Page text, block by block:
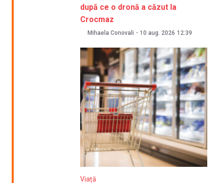
după ce o dronă a căzut la
Crocmaz
Mihaela Conovali - 10 aug. 2026 12:39
Viață